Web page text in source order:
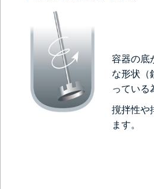
容器の底
な形状（
っている
撹拌性や
ます。